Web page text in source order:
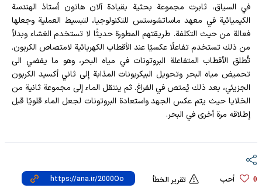
في السياق، ثابرت مجموعة بحثية بقيادة آلان هاتون أستاذ الهندسة
الكيميائية في معهد ماساتشوستس للتكنولوجيا، لتبسيط العملية وجعلها
فعالة من حيث التكلفة. طريقتهم المطورة حديثًا لا تستخدم الغشاء وبدلاً
من ذلك تستخدم تفاعلًا عكسيًا عند الأقطاب الكهربائية لامتصاص الكربون.
تُطلق الأقطاب المتفاعلة البروتونات في مياه البحر، وهو ما يفضي الى
تحميض مياه البحر وتحويل البيكربونات المذابة إلى ثاني أكسيد الكربون
الجزيئي، بعد ذلك يُمتص في الفراغ. ثم ينتقل الماء إلى مجموعة ثانية من
الخلايا حيث يتم عكس الجهد واستعادة البروتونات لجعل الماء قلويًا قبل
إطلاقه مرة أخرى في البحر.
0 أحب تقرير الخطأ